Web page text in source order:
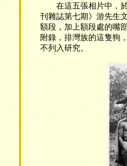
在這五張相片中，於
刊雜誌第七期》游先生
額段，加上額段處的嘴
附錄，排灣族的這隻狗
不列入研究。